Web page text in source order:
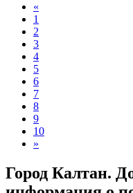
«
1
2
3
4
5
6
7
8
9
10
»
Город Калтан.